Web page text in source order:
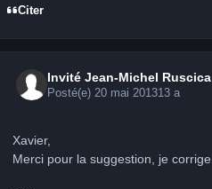
Citer
Invité Jean-Michel Ruscica
Posté(e)20 mai 201313 a
Xavier,
Merci pour la suggestion, je corrige.